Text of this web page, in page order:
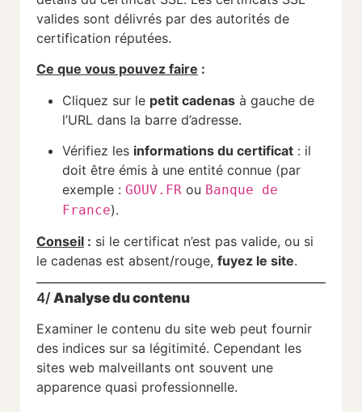
valides sont délivrés par des autorités de
certification réputées.
Ce que vous pouvez faire :
Cliquez sur le petit cadenas à gauche de
l’URL dans la barre d’adresse.
Vérifiez les informations du certificat : il
doit être émis à une entité connue (par
exemple : GOUV.FR ou Banque de
France).
Conseil : si le certificat n’est pas valide, ou si
le cadenas est absent/rouge, fuyez le site.
4/ Analyse du contenu
Examiner le contenu du site web peut fournir
des indices sur sa légitimité. Cependant les
sites web malveillants ont souvent une
apparence quasi professionnelle.